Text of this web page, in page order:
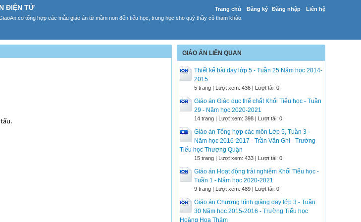
Trang chủ Đăng ký Đăng nhập Liên hệ
ĐIỆN TỬ
tổng hợp các mẫu giáo án từ mầm non đến tiểu học, trung học cho quý thầy cô tham khảo.
GIÁO ÁN LIÊN QUAN
Thiết kế bài dạy lớp 5 - Tuần 25 Năm học 2014-
2015
5 trang | Lượt xem: 436 | Lượt tải: 0
Giáo án Giáo dục thể chất Khối Tiểu học - Tuần
29 - Năm học 2020-2021
14 trang | Lượt xem: 398 | Lượt tải: 0
Giáo án Tổng hợp các môn Lớp 5, Tuần 3 -
Năm học 2016-2017 - Trần Văn Ghi - Trường
Tiểu học Thượng Quận
15 trang | Lượt xem: 433 | Lượt tải: 0
Giáo án Hoạt động trải nghiệm Khối Tiểu học -
Tuần 1 - Năm học 2020-2021
9 trang | Lượt xem: 489 | Lượt tải: 0
Giáo án Chương trình giảng dạy lớp 3 - Tuần
30 Năm học 2015-2016 - Trường Tiểu học
Hoàng Hoa Thám